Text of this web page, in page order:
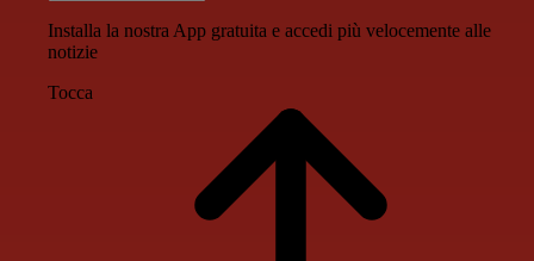
Installa la nostra App gratuita e accedi più velocemente alle
notizie
Tocca